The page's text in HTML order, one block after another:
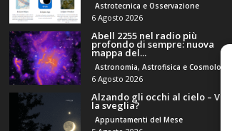
Astrotecnica e Osservazione
6 Agosto 2026
Abell 2255 nel radio più
profondo di sempre: nuova
mappa del...
Astronomia, Astrofisica e Cosmologia
6 Agosto 2026
Alzando gli occhi al cielo – Vale
la sveglia?
Appuntamenti del Mese